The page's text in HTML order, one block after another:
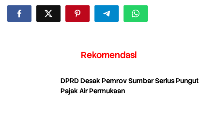
Rekomendasi
DPRD Desak Pemrov Sumbar Serius Pungut
Pajak Air Permukaan